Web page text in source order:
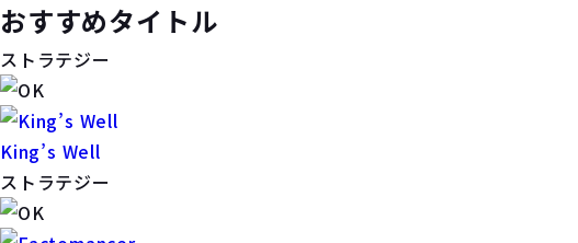
おすすめタイトル
ストラテジー
King’s Well
ストラテジー